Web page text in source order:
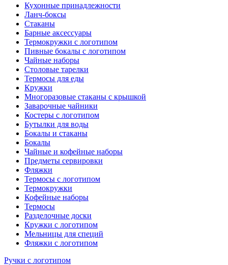
Кухонные принадлежности
Ланч-боксы
Стаканы
Барные аксессуары
Термокружки с логотипом
Пивные бокалы с логотипом
Чайные наборы
Столовые тарелки
Термосы для еды
Кружки
Многоразовые стаканы с крышкой
Заварочные чайники
Костеры с логотипом
Бутылки для воды
Бокалы и стаканы
Бокалы
Чайные и кофейные наборы
Предметы сервировки
Фляжки
Термосы с логотипом
Термокружки
Кофейные наборы
Термосы
Разделочные доски
Кружки с логотипом
Мельницы для специй
Фляжки с логотипом
Ручки с логотипом